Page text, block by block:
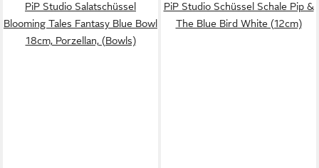
PiP Studio Salatschüssel
Blooming Tales Fantasy Blue Bowl
18cm, Porzellan, (Bowls)
PiP Studio Schüssel Schale Pip &
The Blue Bird White (12cm)